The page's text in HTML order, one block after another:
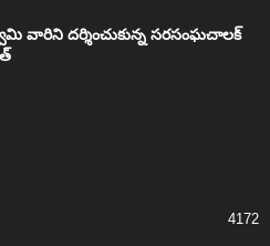
వారిని దర్శించుకున్న సరసంఘచాలక్
4172